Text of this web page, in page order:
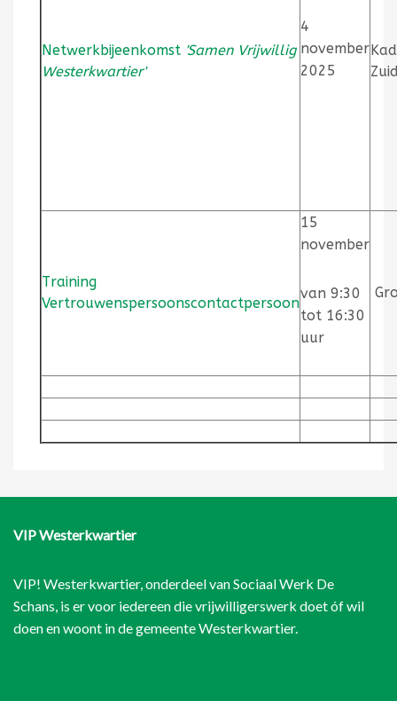
Netwerkbijeenkomst 'Samen Vrijwillig
Westerkwartier'
4
november
2025
Training
Vertrouwenspersoonscontactpersoon
15
november
van 9:30
tot 16:30
uur
VIP Westerkwartier
VIP! Westerkwartier, onderdeel vanSociaal Werk De
Schans, is er voor iedereen die vrijwilligerswerk doet óf wil
doen en woont in de gemeente Westerkwartier.